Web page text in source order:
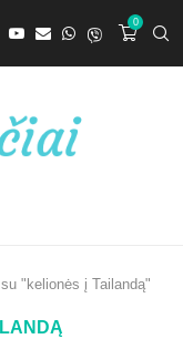
0
"kelionės į Tailandą"